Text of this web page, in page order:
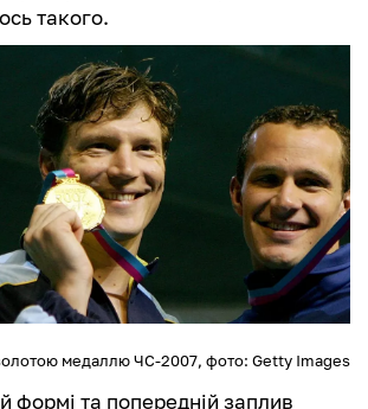
такого.
медаллю ЧС-2007, фото: Getty Images
формі та попередній заплив